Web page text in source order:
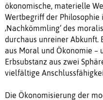
ökonomische, materielle
Wertbegriff der Philosophie
‚Nachkömmling‘ des
durchaus unreiner Abkunft.
aus Moral und Ökonomie –
Erbsubstanz aus zwei
vielfältige
Die Ökonomisierung der